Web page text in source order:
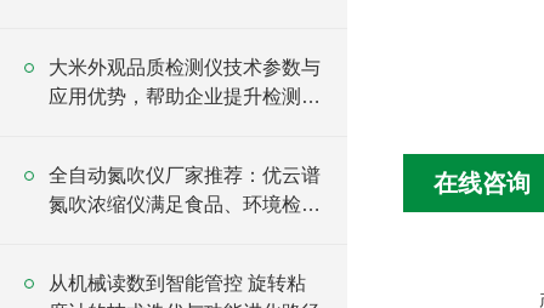
在线咨询
大米外观品质检测仪技术参数与
应用优势，帮助企业提升检测效
全自动氮吹仪厂家推荐：优云谱
氮吹浓缩仪满足食品、环境检测
从机械读数到智能管控 旋转粘